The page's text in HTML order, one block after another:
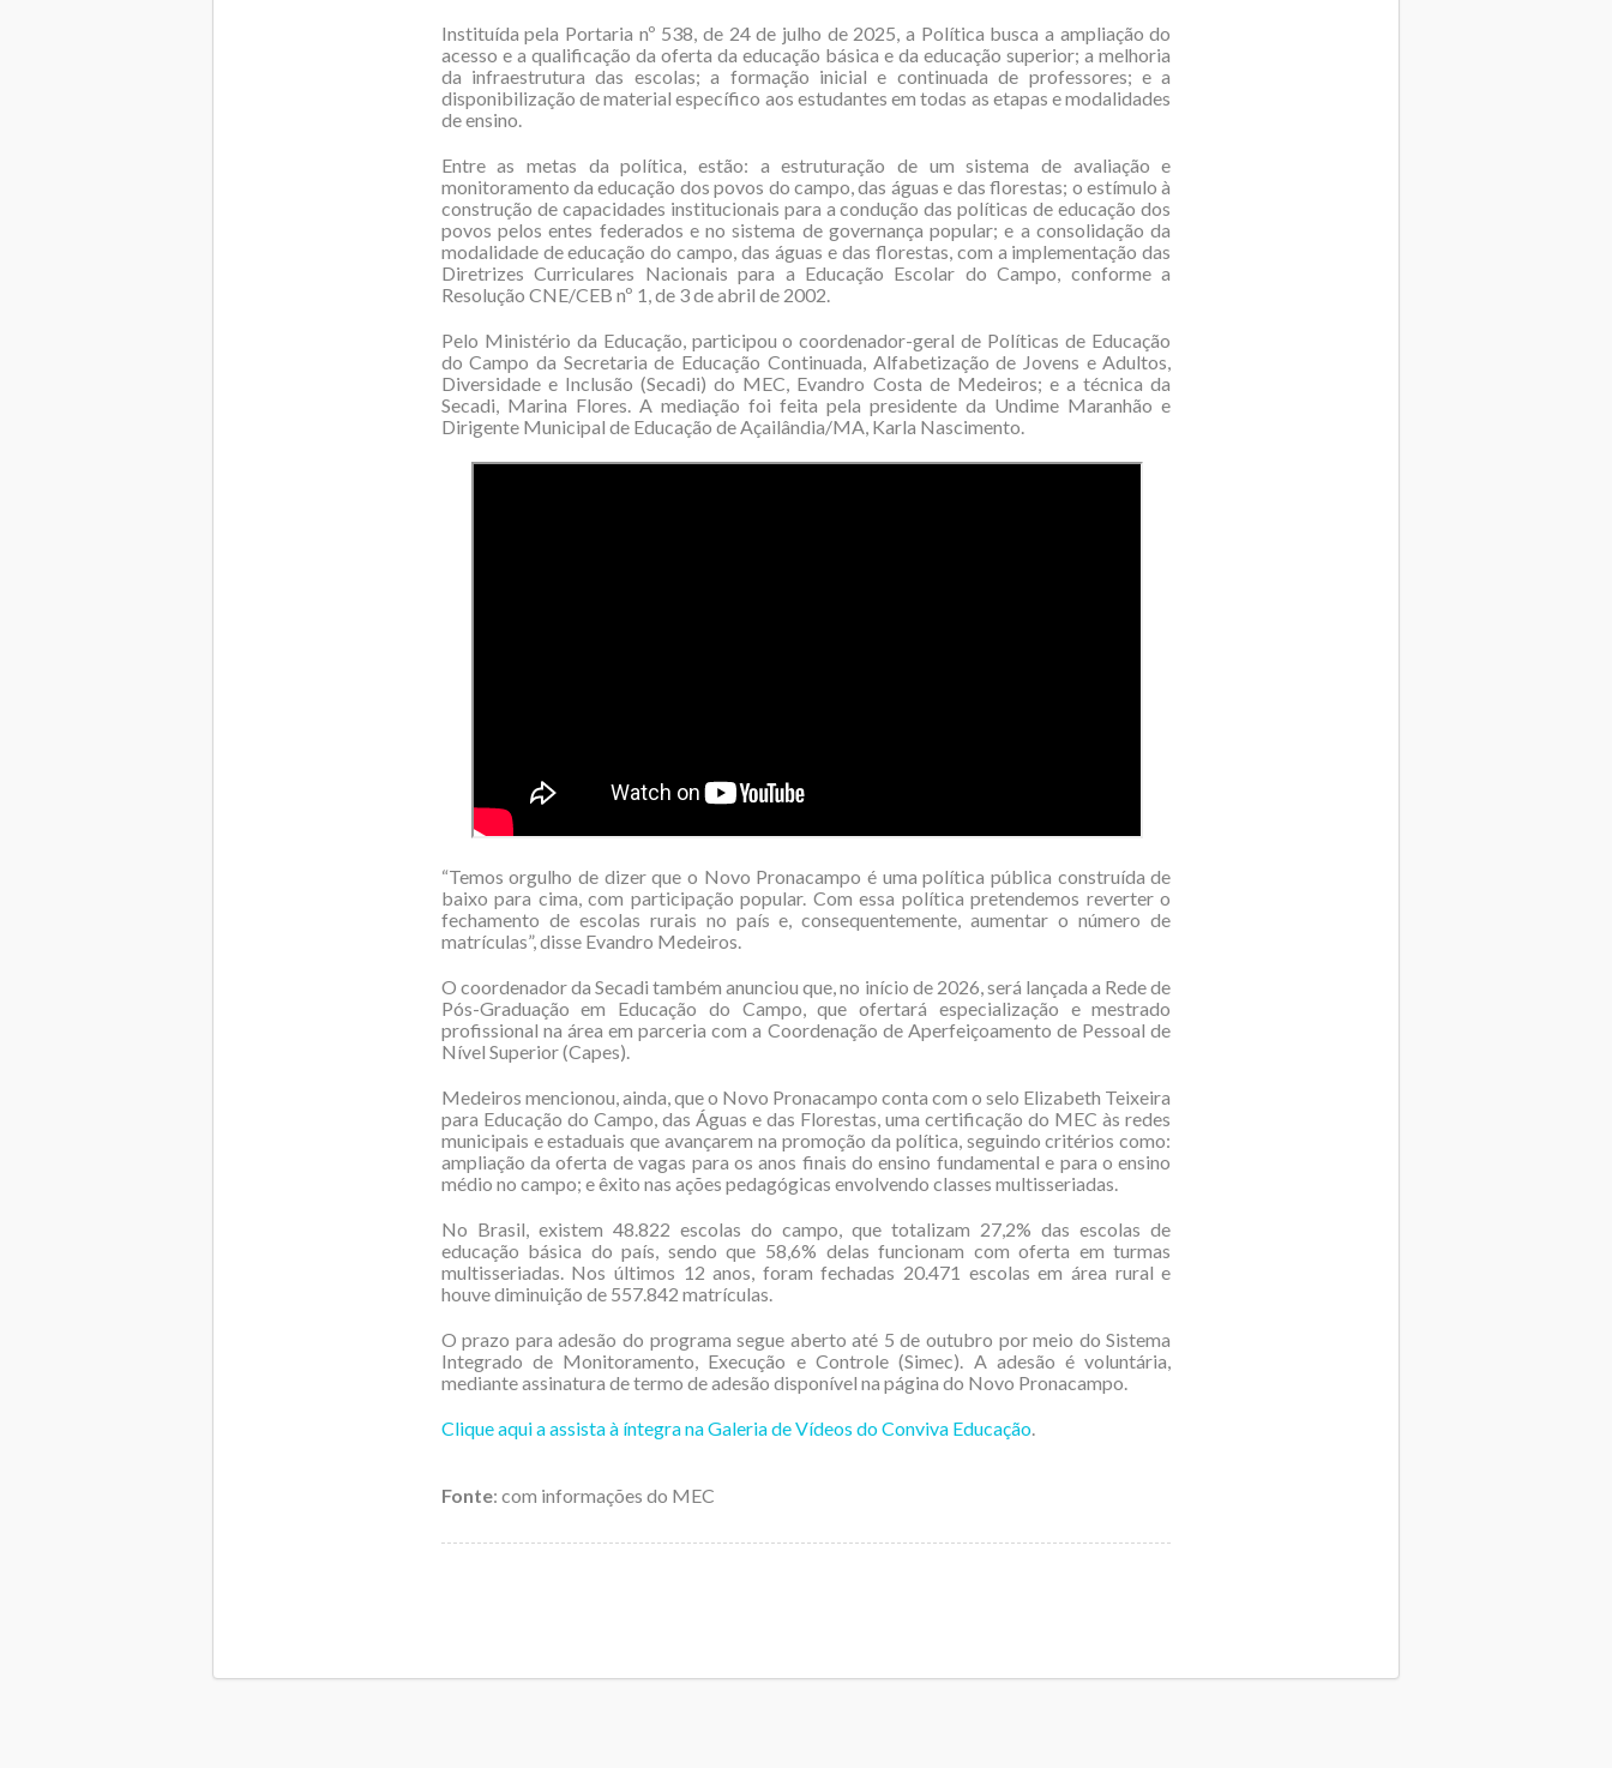
Instituída pela Portaria nº 538, de 24 de julho de 2025, a Política busca a ampliação do
acesso e a qualificação da oferta da educação básica e da educação superior; a melhoria
da infraestrutura das escolas; a formação inicial e continuada de professores; e a
disponibilização de material específico aos estudantes em todas as etapas e modalidades
de ensino.
Entre as metas da política, estão: a estruturação de um sistema de avaliação e
monitoramento da educação dos povos do campo, das águas e das florestas; o estímulo à
construção de capacidades institucionais para a condução das políticas de educação dos
povos pelos entes federados e no sistema de governança popular; e a consolidação da
modalidade de educação do campo, das águas e das florestas, com a implementação das
Diretrizes Curriculares Nacionais para a Educação Escolar do Campo, conforme a
Resolução CNE/CEB nº 1, de 3 de abril de 2002.
Pelo Ministério da Educação, participou o coordenador-geral de Políticas de Educação
do Campo da Secretaria de Educação Continuada, Alfabetização de Jovens e Adultos,
Diversidade e Inclusão (Secadi) do MEC, Evandro Costa de Medeiros; e a técnica da
Secadi, Marina Flores. A mediação foi feita pela presidente da Undime Maranhão e
Dirigente Municipal de Educação de Açailândia/MA, Karla Nascimento.
“Temos orgulho de dizer que o Novo Pronacampo é uma política pública construída de
baixo para cima, com participação popular. Com essa política pretendemos reverter o
fechamento de escolas rurais no país e, consequentemente, aumentar o número de
matrículas”, disse Evandro Medeiros.
O coordenador da Secadi também anunciou que, no início de 2026, será lançada a Rede de
Pós-Graduação em Educação do Campo, que ofertará especialização e mestrado
profissional na área em parceria com a Coordenação de Aperfeiçoamento de Pessoal de
Nível Superior (Capes).
Medeiros mencionou, ainda, que o Novo Pronacampo conta com o selo Elizabeth Teixeira
para Educação do Campo, das Águas e das Florestas, uma certificação do MEC às redes
municipais e estaduais que avançarem na promoção da política, seguindo critérios como:
ampliação da oferta de vagas para os anos finais do ensino fundamental e para o ensino
médio no campo; e êxito nas ações pedagógicas envolvendo classes multisseriadas.
No Brasil, existem 48.822 escolas do campo, que totalizam 27,2% das escolas de
educação básica do país, sendo que 58,6% delas funcionam com oferta em turmas
multisseriadas. Nos últimos 12 anos, foram fechadas 20.471 escolas em área rural e
houve diminuição de 557.842 matrículas.
O prazo para adesão do programa segue aberto até 5 de outubro por meio do Sistema
Integrado de Monitoramento, Execução e Controle (Simec). A adesão é voluntária,
mediante assinatura de termo de adesão disponível na página do Novo Pronacampo.
Clique aqui a assista à íntegra na Galeria de Vídeos do Conviva Educação.
Fonte: com informações do MEC